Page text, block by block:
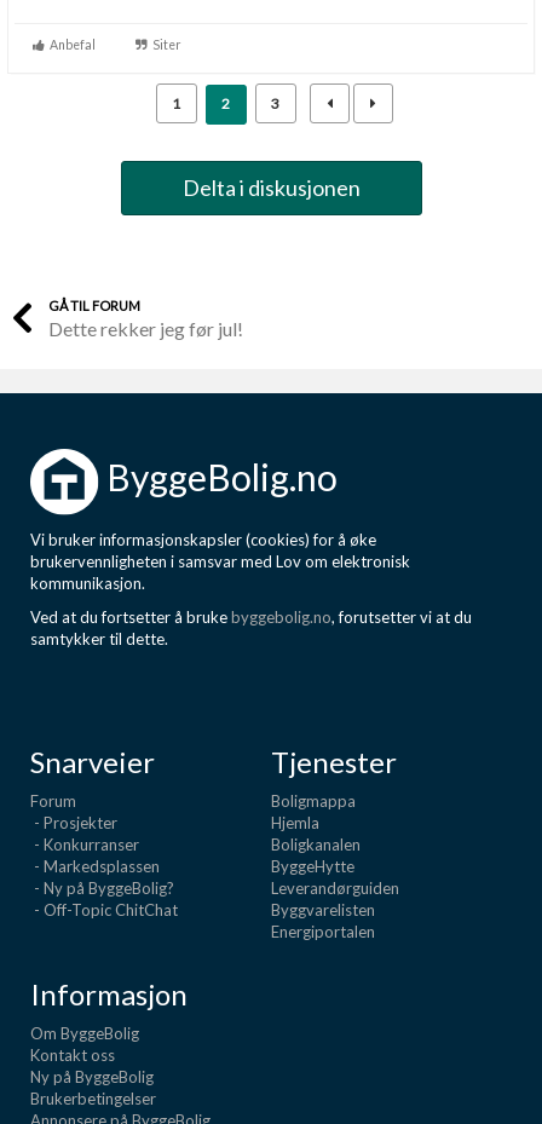
Anbefal Siter
1 2 3
Delta i diskusjonen
GÅ TIL FORUM
Dette rekker jeg før jul!
ByggeBolig.no
Vi bruker informasjonskapsler (cookies) for å øke
brukervennligheten i samsvar med Lov om elektronisk
kommunikasjon.
Ved at du fortsetter å brukebyggebolig.no, forutsetter vi at du
samtykker til dette.
Snarveier
Forum
- Prosjekter
- Konkurranser
- Markedsplassen
- Ny på ByggeBolig?
- Off-Topic ChitChat
Tjenester
Boligmappa
Hjemla
Boligkanalen
ByggeHytte
Leverandørguiden
Byggvarelisten
Energiportalen
Informasjon
Om ByggeBolig
Kontakt oss
Ny på ByggeBolig
Brukerbetingelser